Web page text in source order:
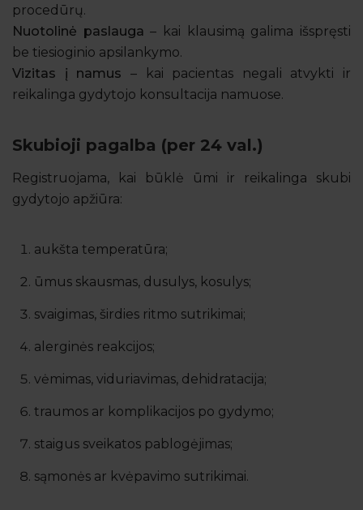
procedūrų.
Nuotolinė paslauga – kai klausimą galima išspręsti
be tiesioginio apsilankymo.
Vizitas į namus – kai pacientas negali atvykti ir
reikalinga gydytojo konsultacija namuose.
Skubioji pagalba (per 24 val.)
Registruojama, kai būklė ūmi ir reikalinga skubi
gydytojo apžiūra:
aukšta temperatūra;
ūmus skausmas, dusulys, kosulys;
svaigimas, širdies ritmo sutrikimai;
alerginės reakcijos;
vėmimas, viduriavimas, dehidratacija;
traumos ar komplikacijos po gydymo;
staigus sveikatos pablogėjimas;
sąmonės ar kvėpavimo sutrikimai.